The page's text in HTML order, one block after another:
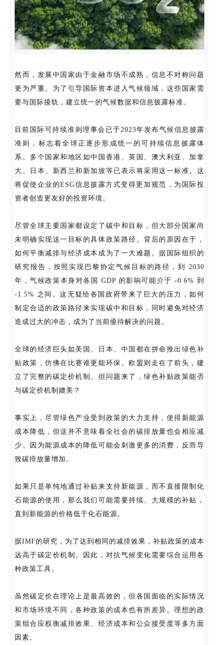
然而，发展中国家由于金融市场不成熟，信息不对称问题
更为严重。为了引导国际资本进入气候领域，这些国家需
要与国际接轨，建立统一的气候数据和信息披露标准。
目前国际可持续准则理事会已于2023年发布气候信息披露
准则，标志着全球正逐步形成统一的可持续信息披露体
系。多个国家和地区如中国香港、英国、澳大利亚、加拿
大、日本、新西兰和新加坡等已表示将采用这一标准。这
将促使企业的ESG信息披露方式变得更加规范，为国际投
资者创造更友好的投资环境。
尽管全球主要国家都设定了碳中和目标，但大部分国家尚
未明确实现这一目标的具体政策路径。背后的原因在于，
如何平衡减排与经济成本成为了一大难题。据国际组织的
研究报告，按照实现巴黎协定气候目标的路径，到 2030
年，气候政策本身对各国 GDP 的影响可能介于 -0.6% 到
-1.5% 之间。这无疑给各国政府带来了巨大的压力，如何
制定合适的政策路径来实现碳中和目标，同时避免对经济
造成过大的冲击，成为了当前亟待解决的问题。
全球的经济巨头如美国、日本、中国都在拼命推出绿色补
贴政策，仿佛在比赛谁更能环保。欧盟则走在了前头，建
立了完整的碳定价机制。但问题来了，绿色补贴政策能否
与碳定价机制媲美？
事实上，尽管绿色产业受到政策的大力支持，使得新能源
成本降低，但这并不意味着全社会的碳排放量也会相应减
少。因为能源成本的降低可能会刺激更多的消费，反而导
致碳排放量增加。
如果只是单纯地通过补贴来支持新能源，而不直接限制化
石能源的使用，那么我们可能需要持续、大规模的补贴，
直到新能源的价格低于化石能源。
据IMF的研究，为了达到相同的减排效果，补贴政策的成本
远高于碳定价机制。因此，对抗气候变化需要综合运用各
种政策工具。
虽然碳定价在理论上是最高效的，但各国面临的实际情况
和市场环境不同，各种政策的成本也有所差异。理想的政
策组合应权衡减排效果、经济成本和公众接受度等多方面
因素。